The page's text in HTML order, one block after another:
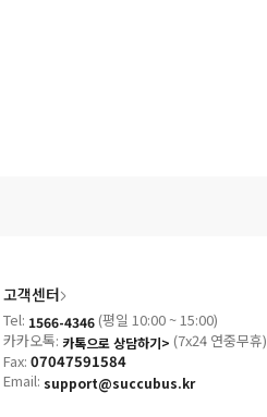
고객센터
Tel: 1566-4346(평일 10:00 ~ 15:00)
카카오톡: 카톡으로 상담하기> (7x24 연중무휴)
Fax: 07047591584
Email: support@succubus.kr